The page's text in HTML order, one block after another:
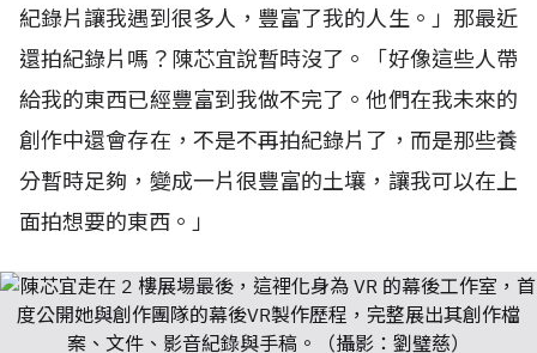
紀錄片讓我遇到很多人，豐富了我的人生。」那最近
還拍紀錄片嗎？陳芯宜說暫時沒了。「好像這些人帶
給我的東西已經豐富到我做不完了。他們在我未來的
創作中還會存在，不是不再拍紀錄片了，而是那些養
分暫時足夠，變成一片很豐富的土壤，讓我可以在上
面拍想要的東西。」